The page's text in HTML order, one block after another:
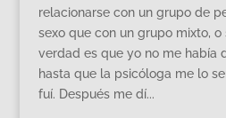
relacionarse con un grupo de
sexo que con un grupo mixto, o
verdad es que yo no me había
hasta que la psicóloga me lo
fuí. Después me dí...